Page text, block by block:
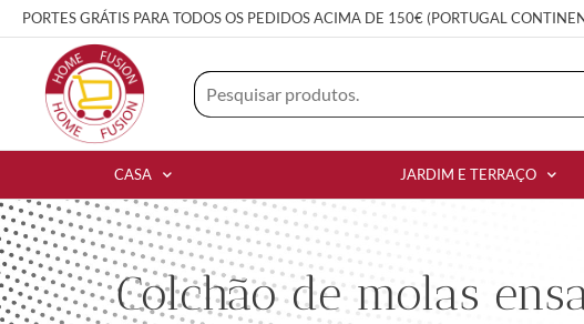
PORTES GRÁTIS PARA TODOS OS PEDIDOS ACIMA DE 150€ (PORTUGAL
CASA JARDIM E TERRAÇO
Colchão de molas